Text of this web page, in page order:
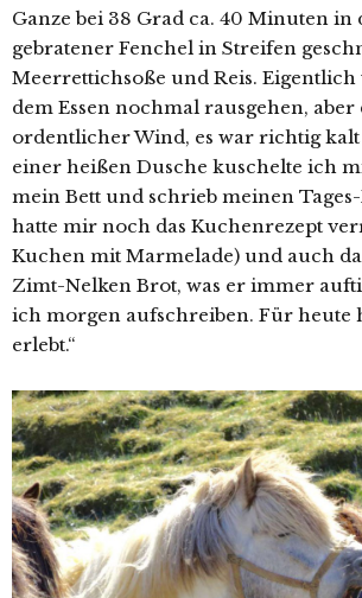
Ganze bei 38 Grad ca. 40 Minuten in
gebratener Fenchel in Streifen
Meerrettichsoße und Reis.
dem Essen nochmal rausgehen,
ordentlicher Wind, es war richtig
einer heißen Dusche kuschelte ich
mein Bett und schrieb meinen
hatte mir noch das Kuchenrezept
Kuchen mit Marmelade) und auch
Zimt-Nelken Brot, was er immer
ich morgen aufschreiben. Für heute
erlebt.“